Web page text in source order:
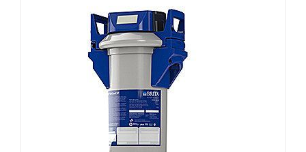
DETAILS